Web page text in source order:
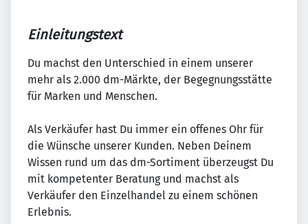
Einleitungstext
Du machst den Unterschied in einem unserer
mehr als 2.000 dm-Märkte, der Begegnungsstätte
für Marken und Menschen.
Als Verkäufer hast Du immer ein offenes Ohr für
die Wünsche unserer Kunden. Neben Deinem
Wissen rund um das dm-Sortiment überzeugst Du
mit kompetenter Beratung und machst als
Verkäufer den Einzelhandel zu einem schönen
Erlebnis.